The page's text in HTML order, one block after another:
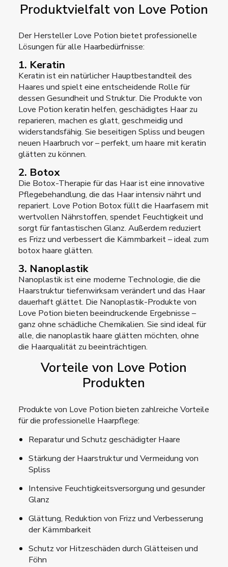
Produktvielfalt von Love Potion
Der Hersteller Love Potion bietet professionelle
Lösungen für alle Haarbedürfnisse:
1. Keratin
Keratin ist ein natürlicher Hauptbestandteil des
Haares und spielt eine entscheidende Rolle für
dessen Gesundheit und Struktur. Die Produkte von
Love Potion keratin helfen, geschädigtes Haar zu
reparieren, machen es glatt, geschmeidig und
widerstandsfähig. Sie beseitigen Spliss und beugen
neuen Haarbruch vor – perfekt, um haare mit keratin
glätten zu können.
2. Botox
Die Botox-Therapie für das Haar ist eine innovative
Pflegebehandlung, die das Haar intensiv nährt und
repariert. Love Potion Botox füllt die Haarfasern mit
wertvollen Nährstoffen, spendet Feuchtigkeit und
sorgt für fantastischen Glanz. Außerdem reduziert
es Frizz und verbessert die Kämmbarkeit – ideal zum
botox haare glätten.
3. Nanoplastik
Nanoplastik ist eine moderne Technologie, die die
Haarstruktur tiefenwirksam verändert und das Haar
dauerhaft glättet. Die Nanoplastik-Produkte von
Love Potion bieten beeindruckende Ergebnisse –
ganz ohne schädliche Chemikalien. Sie sind ideal für
alle, die nanoplastik haare glätten möchten, ohne
die Haarqualität zu beeinträchtigen.
Vorteile von Love Potion
Produkten
Produkte von Love Potion bieten zahlreiche Vorteile
für die professionelle Haarpflege:
Reparatur und Schutz geschädigter Haare
Stärkung der Haarstruktur und Vermeidung von
Spliss
Intensive Feuchtigkeitsversorgung und gesunder
Glanz
Glättung, Reduktion von Frizz und Verbesserung
der Kämmbarkeit
Schutz vor Hitzeschäden durch Glätteisen und
Föhn